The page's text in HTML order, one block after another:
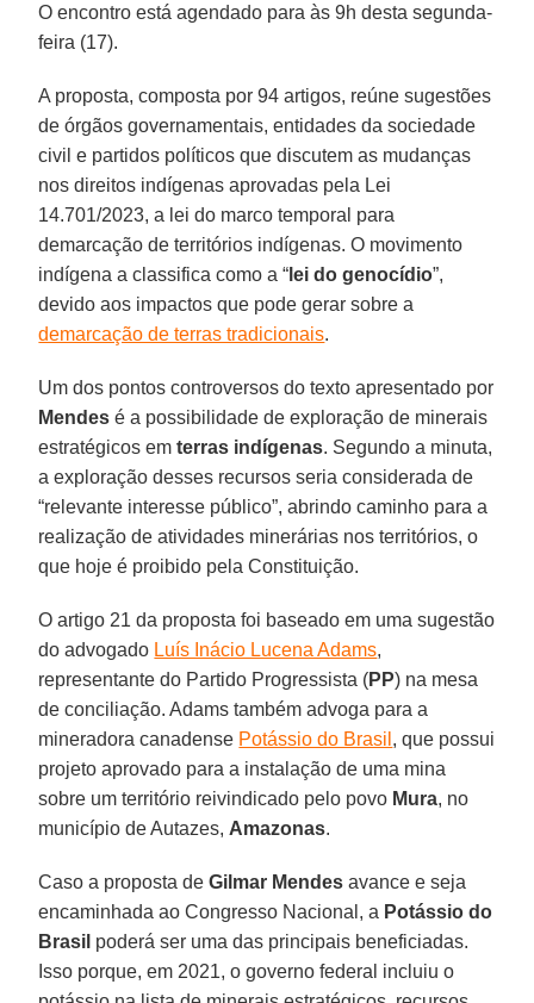
O encontro está agendado para às 9h desta segunda-
feira (17).
A proposta, composta por 94 artigos, reúne sugestões
de órgãos governamentais, entidades da sociedade
civil e partidos políticos que discutem as mudanças
nos direitos indígenas aprovadas pela Lei
14.701/2023, a lei do marco temporal para
demarcação de territórios indígenas. O movimento
indígena a classifica como a “ lei do genocídio”,
devido aos impactos que pode gerar sobre a
demarcação de terras tradicionais.
Um dos pontos controversos do texto apresentado por
Mendes é a possibilidade de exploração de minerais
estratégicos emterras indígenas. Segundo a minuta,
a exploração desses recursos seria considerada de
“relevante interesse público”, abrindo caminho para a
realização de atividades minerárias nos territórios, o
que hoje é proibido pela Constituição.
O artigo 21 da proposta foi baseado em uma sugestão
do advogado Luís Inácio Lucena Adams,
representante do Partido Progressista (PP) na mesa
de conciliação. Adams também advoga para a
mineradora canadense Potássio do Brasil , que possui
projeto aprovado para a instalação de uma mina
sobre um território reivindicado pelo povo Mura, no
município de Autazes, Amazonas.
Caso a proposta deGilmar Mendes avance e seja
encaminhada ao Congresso Nacional, a Potássio do
Brasil poderá ser uma das principais beneficiadas.
Isso porque, em 2021, o governo federal incluiu o